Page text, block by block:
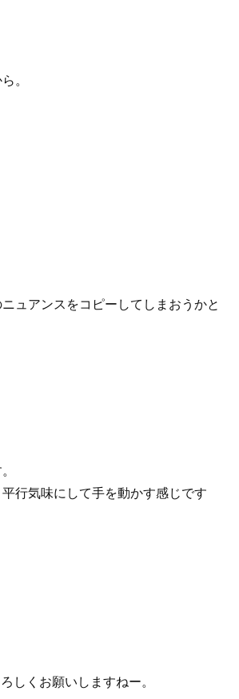
。
ュアンスをコピーしてしまおうかと
行気味にして手を動かす感じです
しくお願いしますねー。